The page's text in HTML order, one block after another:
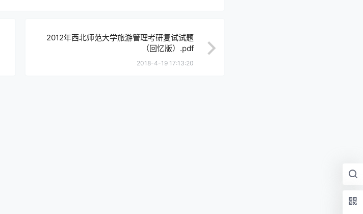
2012年西北师范大学旅游管理考研复试试题
（回忆版）.pdf
2018-4-19 17:13:20